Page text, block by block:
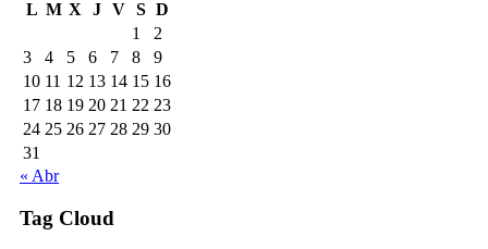
L M X J V S D
1
2
3
4 5 6 7 8
9
10 11 12 13 14 15 16
17 18 19 20 21 22 23
24 25 26 27 28 29 30
31
« Abr
Tag Cloud